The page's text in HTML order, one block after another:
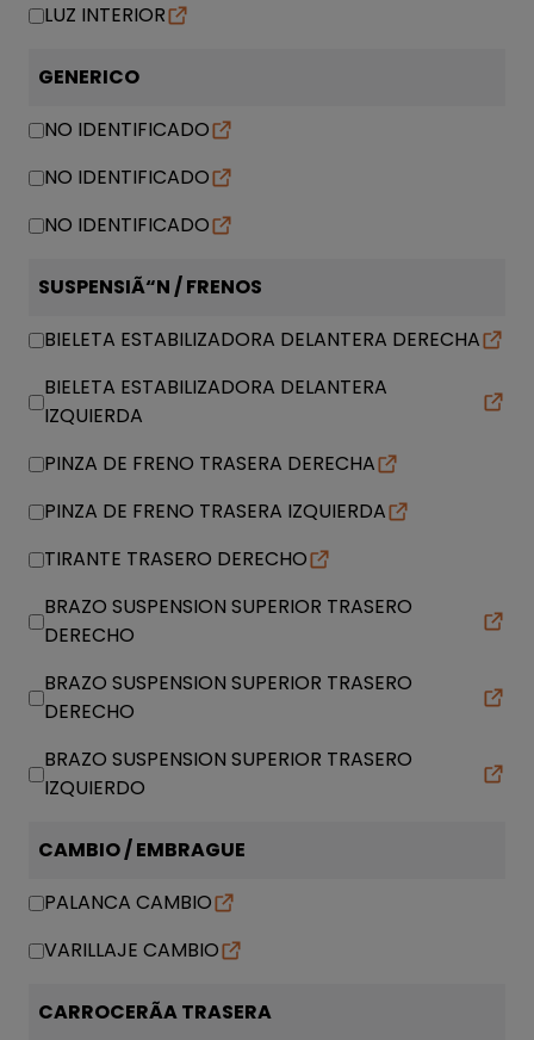
LUZ INTERIOR
GENERICO
NO IDENTIFICADO
NO IDENTIFICADO
NO IDENTIFICADO
SUSPENSIÃ“N / FRENOS
BIELETA ESTABILIZADORA DELANTERA DERECHA
BIELETA ESTABILIZADORA DELANTERA
IZQUIERDA
PINZA DE FRENO TRASERA DERECHA
PINZA DE FRENO TRASERA IZQUIERDA
TIRANTE TRASERO DERECHO
BRAZO SUSPENSION SUPERIOR TRASERO
DERECHO
BRAZO SUSPENSION SUPERIOR TRASERO
DERECHO
BRAZO SUSPENSION SUPERIOR TRASERO
IZQUIERDO
CAMBIO / EMBRAGUE
PALANCA CAMBIO
VARILLAJE CAMBIO
CARROCERÃA TRASERA